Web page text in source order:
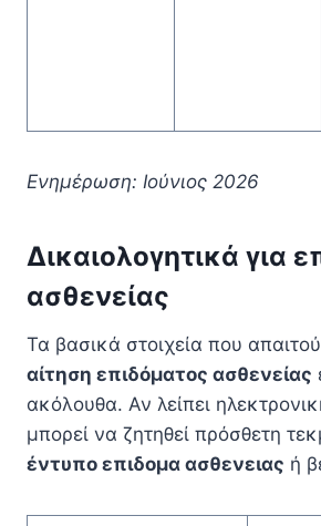
Ενημέρωση: Ιούνιος 2026
Δικαιολογητικά για
ασθενείας
Τα βασικά στοιχεία που
αίτηση επιδόματος ασθενείας
ακόλουθα. Αν λείπει
μπορεί να ζητηθεί πρόσθετη
έντυπο επιδομα ασθενειας ή